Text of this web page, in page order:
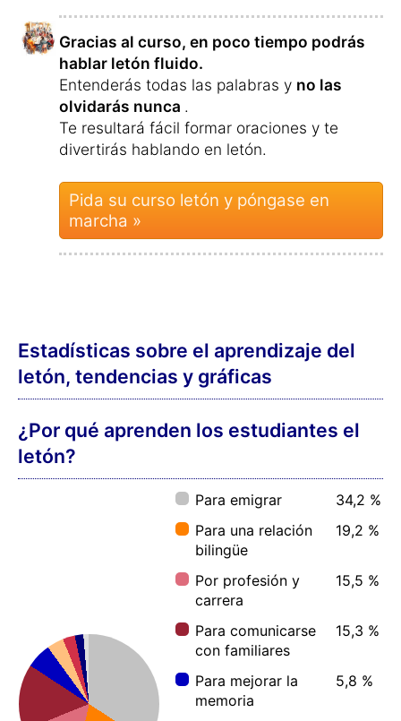
Gracias al curso, en poco tiempo podrás
hablar letón fluido.
Entenderás todas las palabras y no las
olvidarás nunca .
Te resultará fácil formar oraciones y te
divertirás hablando en letón.
Pida su curso letón y póngase en
marcha »
Estadísticas sobre el aprendizaje del
letón, tendencias y gráficas
¿Por qué aprenden los estudiantes el
letón?
Para emigrar
34,2 %
Para una relación
bilingüe
19,2 %
Por profesión y
carrera
15,5 %
Para comunicarse
con familiares
15,3 %
Para mejorar la
memoria
5,8 %